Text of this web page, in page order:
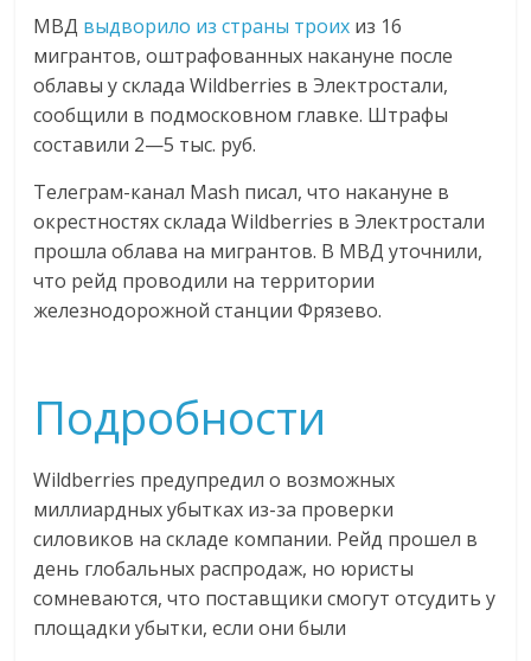
логистике,
технологиях,
соцсетях.
Нам
важно,
как
знать
как
Сеть
меняет
жизнь
эти
изменения
МВД выдворило из страны троих из 16
мигрантов, оштрафованных накануне после
облавы у склада Wildberries в Электростали,
сообщили в подмосковном главке. Штрафы
составили 2—5 тыс. руб.
Телеграм-канал Mash писал, что накануне в
окрестностях склада Wildberries в Электростали
прошла облава на мигрантов. В МВД уточнили,
что рейд проводили на территории
железнодорожной станции Фрязево.
Подробности
Wildberries предупредил о возможных
миллиардных убытках из-за проверки
силовиков на складе компании. Рейд прошел в
день глобальных распродаж, но юристы
сомневаются, что поставщики смогут отсудить у
площадки убытки, если они были